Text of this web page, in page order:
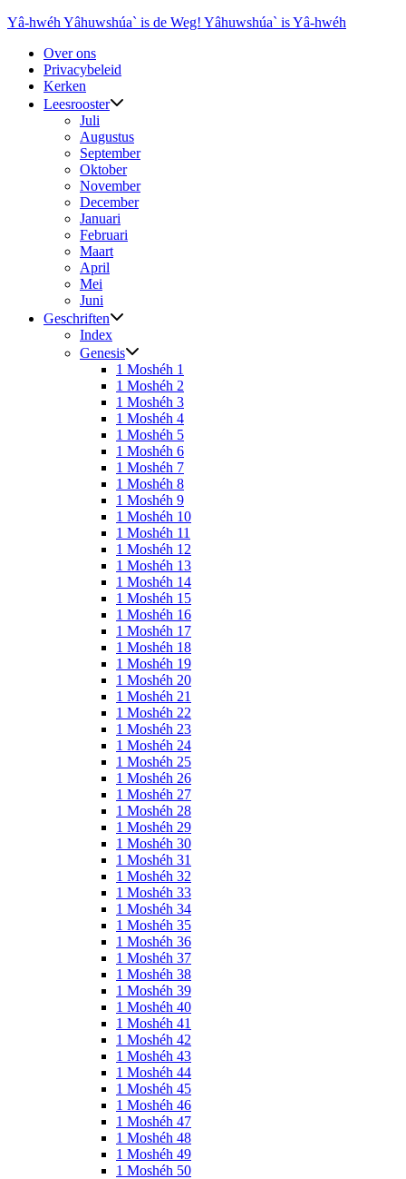
Ga
inhoud
Yâ-hwéh Yâhuwshúa` is de Weg! Yâhuwshúa` is Yâ-hwéh
Over ons
Privacybeleid
Kerken
Leesrooster
Juli
Augustus
September
Oktober
November
December
Januari
Februari
Maart
April
Mei
Juni
Geschriften
Index
Genesis
1 Moshéh 1
1 Moshéh 2
1 Moshéh 3
1 Moshéh 4
1 Moshéh 5
1 Moshéh 6
1 Moshéh 7
1 Moshéh 8
1 Moshéh 9
1 Moshéh 10
1 Moshéh 11
1 Moshéh 12
1 Moshéh 13
1 Moshéh 14
1 Moshéh 15
1 Moshéh 16
1 Moshéh 17
1 Moshéh 18
1 Moshéh 19
1 Moshéh 20
1 Moshéh 21
1 Moshéh 22
1 Moshéh 23
1 Moshéh 24
1 Moshéh 25
1 Moshéh 26
1 Moshéh 27
1 Moshéh 28
1 Moshéh 29
1 Moshéh 30
1 Moshéh 31
1 Moshéh 32
1 Moshéh 33
1 Moshéh 34
1 Moshéh 35
1 Moshéh 36
1 Moshéh 37
1 Moshéh 38
1 Moshéh 39
1 Moshéh 40
1 Moshéh 41
1 Moshéh 42
1 Moshéh 43
1 Moshéh 44
1 Moshéh 45
1 Moshéh 46
1 Moshéh 47
1 Moshéh 48
1 Moshéh 49
1 Moshéh 50